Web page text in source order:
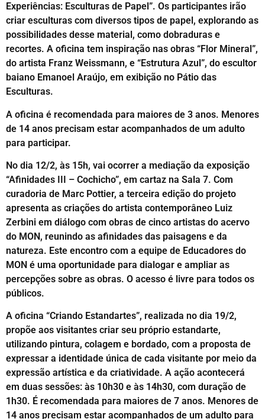
Experiências: Esculturas de Papel”. Os participantes irão
criar esculturas com diversos tipos de papel, explorando as
possibilidades desse material, como dobraduras e
recortes. A oficina tem inspiração nas obras “Flor Mineral”,
do artista Franz Weissmann, e “Estrutura Azul”, do escultor
baiano Emanoel Araújo, em exibição no Pátio das
Esculturas.
A oficina é recomendada para maiores de 3 anos. Menores
de 14 anos precisam estar acompanhados de um adulto
para participar.
No dia 12/2, às 15h, vai ocorrer a mediação da exposição
“Afinidades III – Cochicho”, em cartaz na Sala 7. Com
curadoria de Marc Pottier, a terceira edição do projeto
apresenta as criações do artista contemporâneo Luiz
Zerbini em diálogo com obras de cinco artistas do acervo
do MON, reunindo as afinidades das paisagens e da
natureza. Este encontro com a equipe de Educadores do
MON é uma oportunidade para dialogar e ampliar as
percepções sobre as obras. O acesso é livre para todos os
públicos.
A oficina “Criando Estandartes”, realizada no dia 19/2,
propõe aos visitantes criar seu próprio estandarte,
utilizando pintura, colagem e bordado, com a proposta de
expressar a identidade única de cada visitante por meio da
expressão artística e da criatividade. A ação acontecerá
em duas sessões: às 10h30 e às 14h30, com duração de
1h30. É recomendada para maiores de 7 anos. Menores de
14 anos precisam estar acompanhados de um adulto para